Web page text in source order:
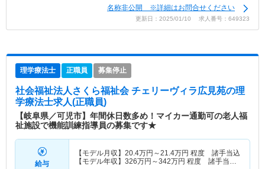
名称非公開 ※詳細はお問合せください
更新日：2025/01/10 求人番号：649323
理学療法士 正職員 募集停止
社会福祉法人さくら福祉会 チェリーヴィラ広見苑の理
学療法士求人(正職員)
【岐阜県／可児市】年間休日数多め！マイカー通勤可の老人福
祉施設で機能訓練指導員の募集です★
給与
【モデル月収】 20.4万円～21.4万円 程度 諸手当込
【モデル年収】 326万円～342万円 程度 諸手当・